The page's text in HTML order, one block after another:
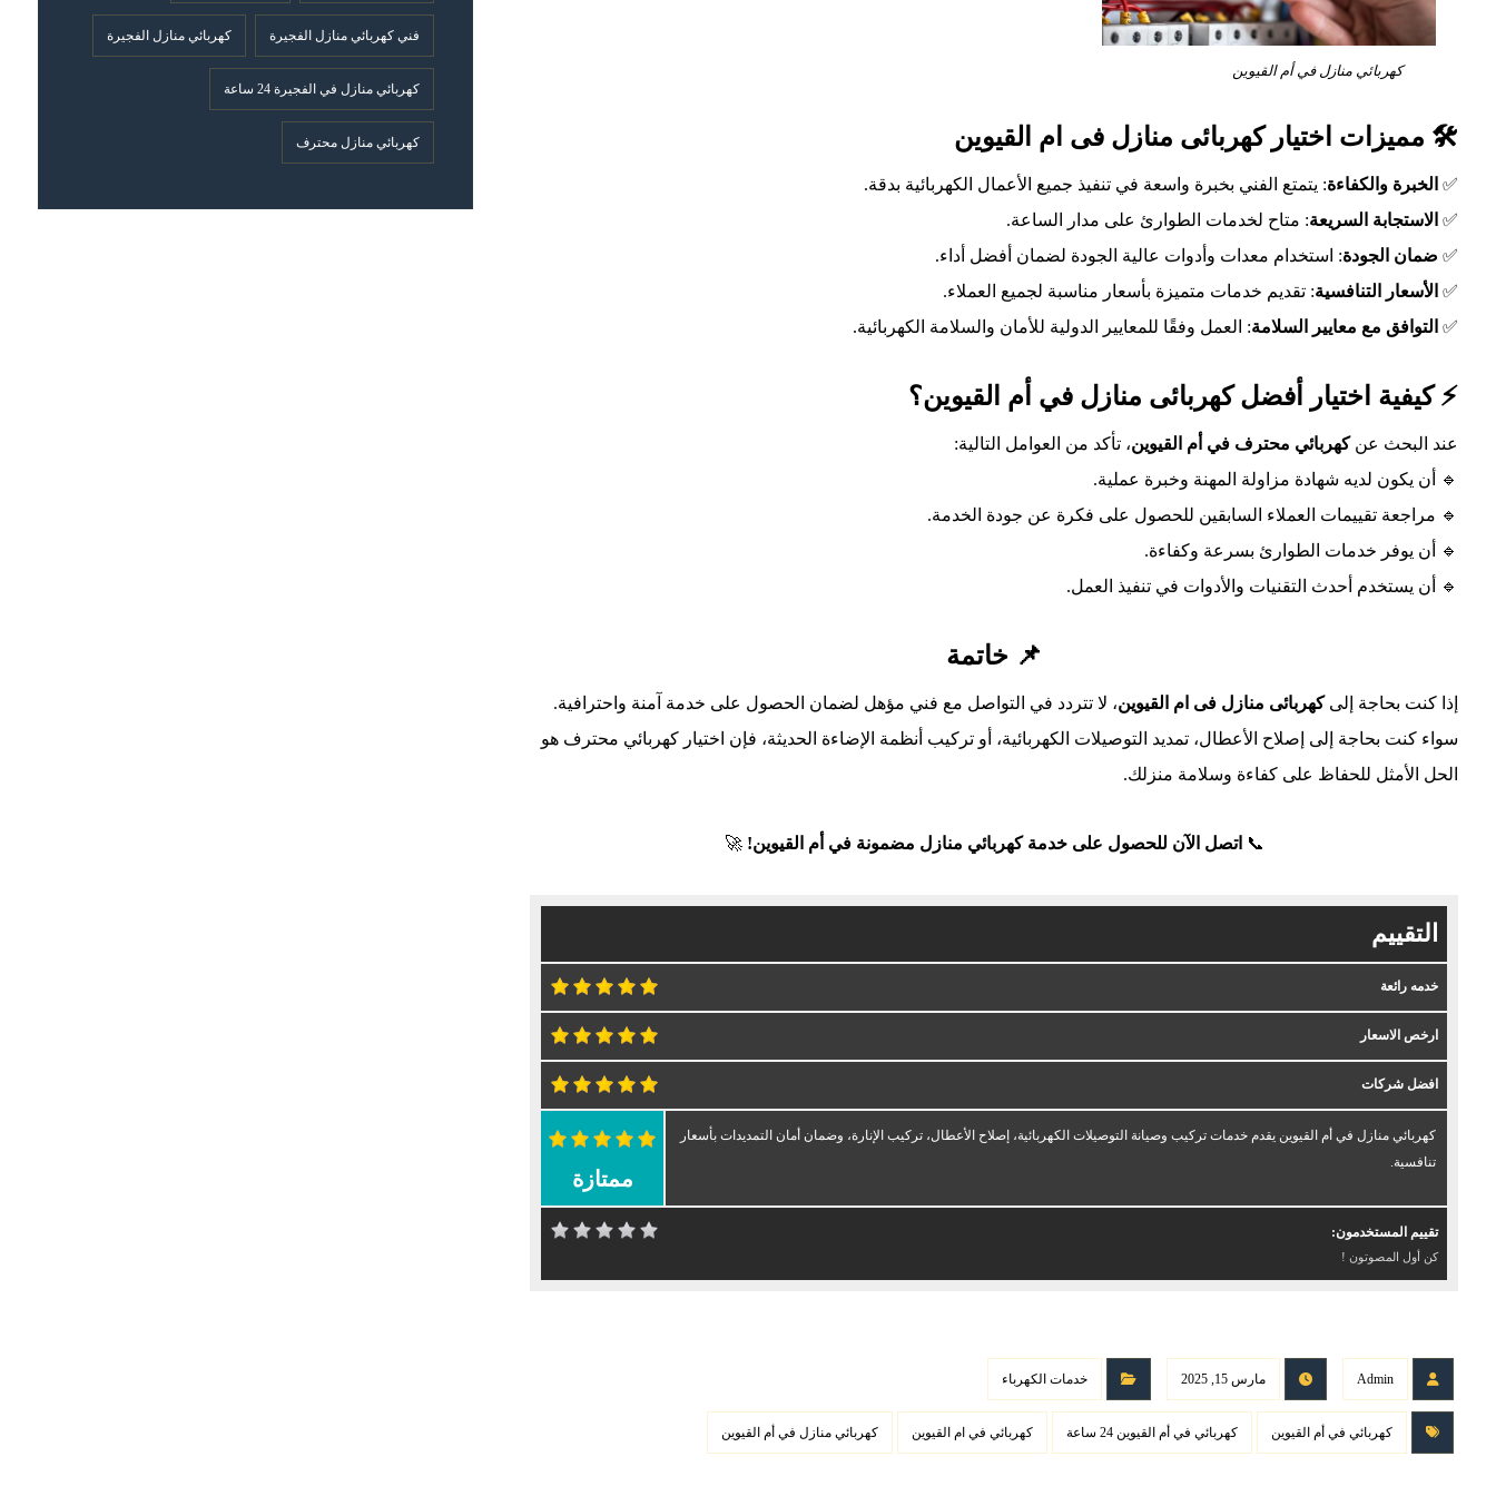
كهربائي منازل في أم القيوين
🛠️ مميزات اختيار كهربائى منازل فى ام القيوين
✅ الخبرة والكفاءة: يتمتع الفني بخبرة واسعة في تنفيذ جميع الأعمال الكهربائية بدقة.
✅ الاستجابة السريعة: متاح لخدمات الطوارئ على مدار الساعة.
✅ ضمان الجودة: استخدام معدات وأدوات عالية الجودة لضمان أفضل أداء.
✅ الأسعار التنافسية: تقديم خدمات متميزة بأسعار مناسبة لجميع العملاء.
✅ التوافق مع معايير السلامة: العمل وفقًا للمعايير الدولية للأمان والسلامة الكهربائية.
⚡ كيفية اختيار أفضل كهربائى منازل في أم القيوين؟
عند البحث عنكهربائي محترف في أم القيوين، تأكد من العوامل التالية:
🔹 أن يكون لديه شهادة مزاولة المهنة وخبرة عملية.
🔹 مراجعة تقييمات العملاء السابقين للحصول على فكرة عن جودة الخدمة.
🔹 أن يوفر خدمات الطوارئ بسرعة وكفاءة.
🔹 أن يستخدم أحدث التقنيات والأدوات في تنفيذ العمل.
📌 خاتمة
إذا كنت بحاجة إلىكهربائى منازل فى ام القيوين، لا تتردد في التواصل مع فني مؤهل لضمان الحصول على خدمة آمنة واحترافية.
سواء كنت بحاجة إلى إصلاح الأعطال، تمديد التوصيلات الكهربائية، أو تركيب أنظمة الإضاءة الحديثة، فإن اختيار كهربائي محترف هو
الحل الأمثل للحفاظ على كفاءة وسلامة منزلك.
📞 اتصل الآن للحصول على خدمة كهربائي منازل مضمونة في أم القيوين! 🚀
التقييم
خدمه رائعة
ارخص الاسعار
افضل شركات
ممتازة
كهربائي منازل في أم القيوين يقدم خدمات تركيب وصيانة التوصيلات الكهربائية، إصلاح الأعطال، تركيب الإنارة، وضمان أمان التمديدات بأسعار
تنافسية.
تقييم المستخدمون:
كن أول المصوتون !
Admin مارس 15, 2025 خدمات الكهرباء
كهربائي في أم القيوين كهربائي في أم القيوين 24 ساعة كهربائي في ام القيوين كهربائي منازل في أم القيوين
فني كهربائي منازل الفجيرة كهربائي منازل الفجيرة
كهربائي منازل في الفجيرة 24 ساعة
كهربائي منازل محترف